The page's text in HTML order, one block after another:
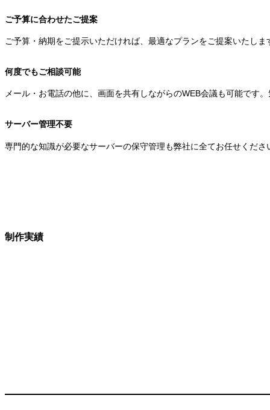
ご予算に合わせたご提案
ご予算・納期をご提示いただければ、最適なプランをご提案いたし
何度でもご相談可能
メール・お電話の他に、画面を共有しながらのWEB会議も可能です
サーバー管理不要
専門的な知識が必要なサーバーの保守管理も弊社に全てお任せくださ
制作実績